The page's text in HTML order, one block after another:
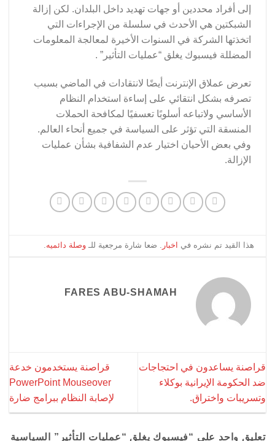
إلى أفراد محددين أو جهات تهديد داخل البلدان. لكن إزالة
الشبكتين هي الأحدث في سلسلة من الإجراءات التي
اتخذتها الشركة في السنوات الأخيرة لمعالجة المعلومات
المضللة فيسبوك يغلق “عمليات التأثير” .
تعرض عملاق الإنترنت أيضًا لانتقادات في الماضي بسبب
تصرفه بشكل انتقائي على إساءة استخدام النظام
الأساسي ولاتباعه أسلوبًا تعسفيًا لمكافحة الحملات
المنسقة التي تؤثر على السياسة في جميع أنحاء العالم.
وفي بعض الأحيان اختيار عدم الشفافية بشأن عمليات
الإزالة.
هذا القيد تم نشره في اخبار . ضعا شارة مرجعية للـوصلة دائميه.
FARES ABU-SHAMAH
قراصنة يساعدون في احتجاجات
ضد الحكومة الإيرانية بوكلاء
وتسريبات واختراق.
قراصنة يستخدمون خدعة
PowerPoint Mouseover
لإصابة النظام ببرامج ضارة
تعليق واحد على “فيسبوك يغلق “عمليات التأثير” السياسية